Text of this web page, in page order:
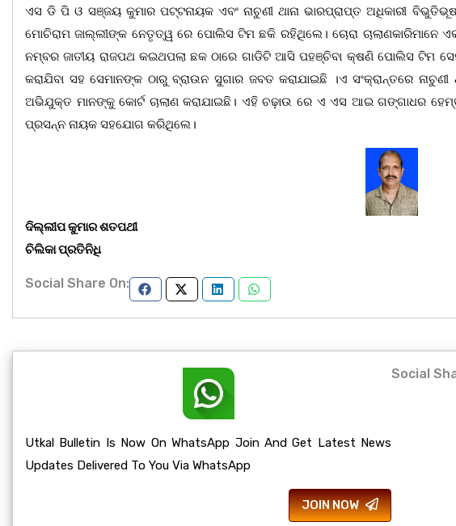
ଏସ ଡି ପି ଓ ସଞ୍ଜୟ କୁମାର ପଟ୍ଟନାୟକ ଏବଂ ନାଚୁଣୀ ଥାନା ଭାରପ୍ରାପ୍ତ ଅଧିକାରୀ
ମୋଚିରାମ ଜାଲ୍ଲୀଙ୍କ ନେତୃତ୍ୱ ରେ ପୋଲିସ ଟିମ ଛକି ରହିଥିଲେ। ଚୋରା
ନମ୍ବର ଜାତୀୟ ରାଜପଥ କଇଥପଲା ଛକ ଠାରେ ଗାଡିଟି ଆସି ପହଞ୍ଚିବା କ୍ଷଣି ପୋଲିସ ଟିମ
କରାଯିବା ସହ ସେମାନଙ୍କ ଠାରୁ ବ୍ରାଉନ ସୁଗାର ଜବତ କରାଯାଇଛି ।ଏ ସଂକ୍ରାନ୍ତରେ
ଅଭିଯୁକ୍ତ ମାନଙ୍କୁ କୋର୍ଟ ଚାଲାଣ କରାଯାଇଛି। ଏହି ଚଢ଼ାଉ ରେ ଏ ଏସ ଆଇ ଗଙ୍ଗାଧର
ପ୍ରସନ୍ନ ନାୟକ ସହଯୋଗ କରିଥିଲେ।
ଦିଲ୍ଲୀପ କୁମାର ଶତପଥୀ
ଚିଲିକା ପ୍ରତିନିଧି
Social Share On:
Utkal Bulletin Is Now On WhatsApp Join And Get Latest News
Updates Delivered To You Via WhatsApp
JOIN NOW
Social